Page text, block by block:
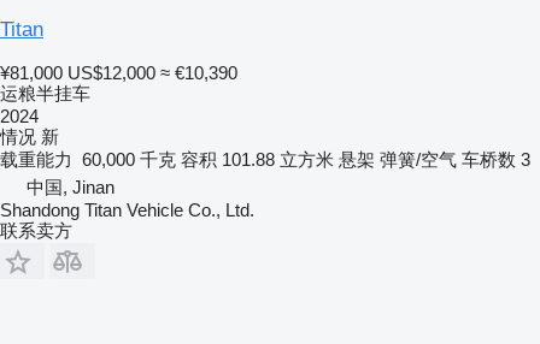
Titan
¥81,000 US$12,000 ≈ €10,390
运粮半挂车
2024
情况 新
载重能力 60,000 千克 容积 101.88 立方米 悬架 弹簧/空气 车桥数 3
中国, Jinan
Shandong Titan Vehicle Co., Ltd.
联系卖方